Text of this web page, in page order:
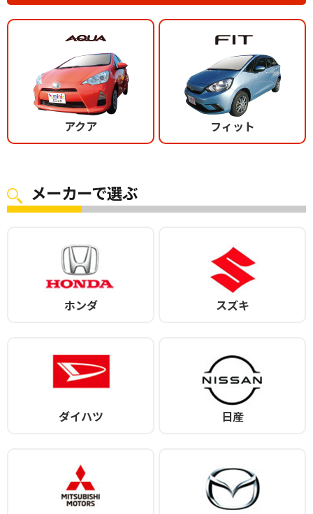
アクア フィット
メーカーで選ぶ
ホンダ スズキ
ダイハツ 日産